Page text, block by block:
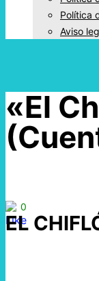
Política
Aviso
«El
0
EL